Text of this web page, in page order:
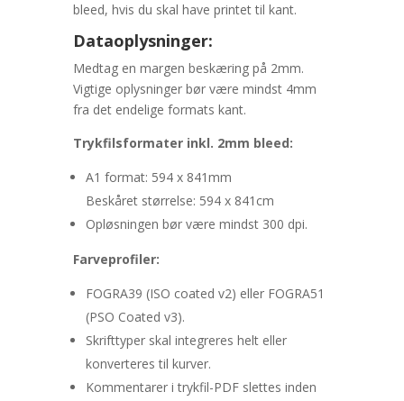
bleed, hvis du skal have printet til kant.
Dataoplysninger:
Medtag en margen beskæring på 2mm.
Vigtige oplysninger bør være mindst 4mm
fra det endelige formats kant.
Trykfilsformater inkl. 2mm bleed:
A1 format: 594 x 841mm
Beskåret størrelse: 594 x 841cm
Opløsningen bør være mindst 300 dpi.
Farveprofiler:
FOGRA39 (ISO coated v2) eller FOGRA51
(PSO Coated v3).
Skrifttyper skal integreres helt eller
konverteres til kurver.
Kommentarer i trykfil-PDF slettes inden